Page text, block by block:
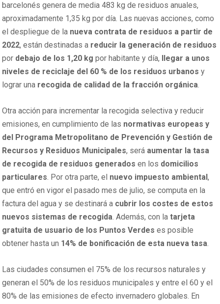
barcelonés genera de media 483 kg de residuos anuales,
aproximadamente 1,35 kg por día. Las nuevas acciones, como
el despliegue de la nueva contrata de residuos a partir de
2022, están destinadas a reducir la generación de residuos
por debajo de los 1,20 kg por habitante y día, llegar a unos
niveles de reciclaje del 60 % de los residuos urbanos y
lograr una recogida de calidad de la fracción orgánica.
Otra acción para incrementar la recogida selectiva y reducir
emisiones, en cumplimiento de las normativas europeas y
del Programa Metropolitano de Prevención y Gestión de
Recursos y Residuos Municipales, será aumentar la tasa
de recogida de residuos generados en los domicilios
particulares. Por otra parte, el nuevo impuesto ambiental,
que entró en vigor el pasado mes de julio, se computa en la
factura del agua y se destinará a cubrir los costes de estos
nuevos sistemas de recogida. Además, con latarjeta
gratuita de usuario de los Puntos Verdes es posible
obtener hasta un 14% de bonificación de esta nueva tasa.
Las ciudades consumen el 75% de los recursos naturales y
generan el 50% de los residuos municipales y entre el 60 y el
80% de las emisiones de efecto invernadero globales. En